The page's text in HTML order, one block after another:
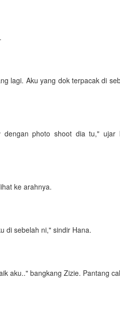
lagi. Aku yang dok terpacak di
dengan photo shoot dia tu," ujar
ke arahnya.
di sebelah ni," sindir Hana.
aku.." bangkang Zizie. Pantang